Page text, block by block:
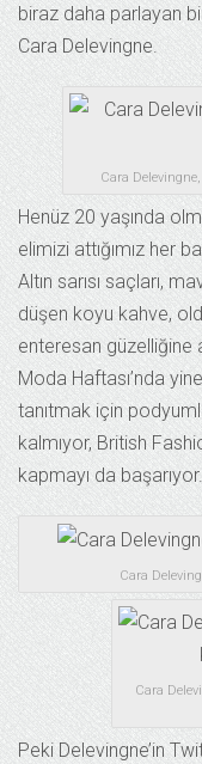
biraz daha parlayan
Cara Delevingne.
Cara
Henüz 20 yaşında
elimizi attığımız her
Altın sarısı saçları,
düşen koyu kahve,
enteresan güzelliğine
Moda Haftası’nda
tanıtmak için
kalmıyor, British
kapmayı da başarıyor.
Cara
Cara
Peki Delevingne’in